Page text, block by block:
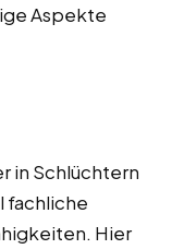
Aspekte
in Schlüchtern
fachliche
Hier